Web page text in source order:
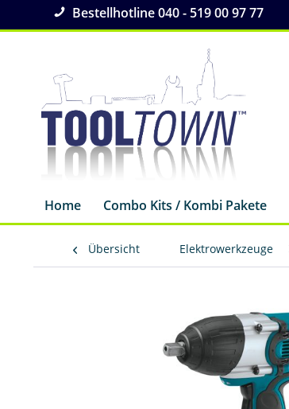
Bestellhotline 040 - 519 00 97 77
Home Combo Kits / Kombi Pakete
Übersicht Elektrowerkzeuge